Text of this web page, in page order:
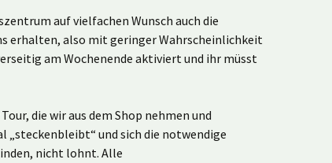
auf vielfachen Wunsch auch die
erhalten, also mit geringer Wahrscheinlichkeit
am Wochenende aktiviert und ihr müsst
die wir aus dem Shop nehmen und
„steckenbleibt“ und sich die notwendige
nicht lohnt. Alle